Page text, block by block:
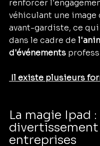
renforcer
véhiculant une
avant-gardiste, ce
dans le cadre de
d'événements
Il existe plusieurs
La magie Ipad
entreprises